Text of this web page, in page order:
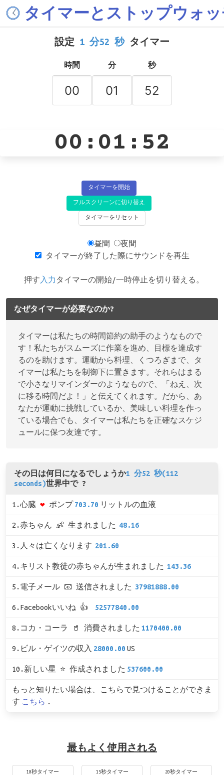
タイマーとストップウォ
設定 1 分52 秒 タイマー
時間 分 秒
00:01:52
タイマーを開始
フルスクリーンに切り替え
タイマーをリセット
昼間
夜間
タイマーが終了した際にサウンドを再生
押す 入力 タイマーの開始/一時停止を切り替える。
なぜタイマーが必要なのか?
タイマーは私たちの時間節約の助手のようなもので
す！私たちがスムーズに作業を進め、目標を達成す
るのを助けます。運動から料理、くつろぎまで、タ
イマーは私たちを制御下に置きます。それらはまる
で小さなリマインダーのようなもので、「ねえ、次
に移る時間だよ！」と伝えてくれます。だから、あ
なたが運動に挑戦しているか、美味しい料理を作っ
ている場合でも、タイマーは私たちを正確なスケジ
ュールに保つ友達です。
その日は何日になるでしょうか1 分52 秒(112
seconds)世界中で ?
1.心臓 ❤ ポンプ 703.70 リットルの血液
2.赤ちゃん 👶 生まれました 48.16
3.人々は亡くなります 201.60
4.キリスト教徒の赤ちゃんが生まれました 143.36
5.電子メール 📧 送信されました 37981888.00
6.Facebookいいね 👍 52577840.00
8.コカ・コーラ 🥤 消費されました 1170400.00
9.ビル・ゲイツの収入 28000.00 US
10.新しい星 ⭐ 作成されました 537600.00
もっと知りたい場合は、こちらで見つけることができま
す こちら .
最もよく使用される
10秒タイマー 15秒タイマー 20秒タイマー